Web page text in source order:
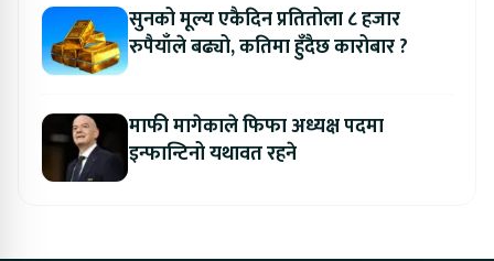
सुनको मूल्य एकैदिन प्रतितोला ८ हजार
रुपैयाँले बढ्यो, कतिमा हुँदैछ कारोबार ?
माफी मागेकाले फिफा अध्यक्ष पदमा
इन्फान्टिनो यथावत रहने